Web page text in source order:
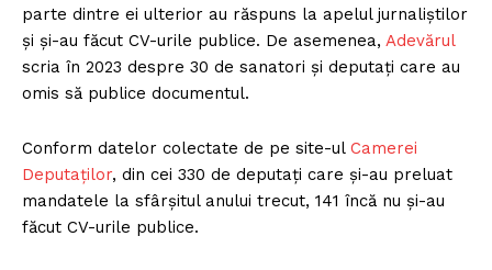
parte dintre ei ulterior au răspuns la apelul jurnaliștilor
și și-au făcut CV-urile publice. De asemenea, Adevărul
scria în 2023 despre 30 de sanatori și deputați care au
omis să publice documentul.
Conform datelor colectate de pe site-ul Camerei
Deputaților, din cei 330 de deputați care și-au preluat
mandatele la sfârșitul anului trecut, 141 încă nu și-au
făcut CV-urile publice.